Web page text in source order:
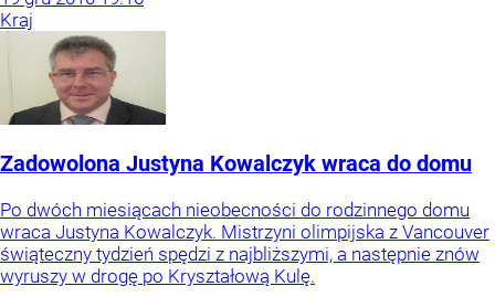
Kraj
Zadowolona Justyna Kowalczyk wraca do domu
Po dwóch miesiącach nieobecności do rodzinnego domu
wraca Justyna Kowalczyk. Mistrzyni olimpijska z Vancouver
świąteczny tydzień spędzi z najbliższymi, a następnie znów
wyruszy w drogę po Kryształową Kulę.